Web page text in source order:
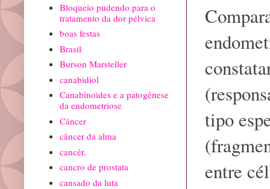
tipo
entre
Bloqueio pudendo para o
tratamento da dor pélvica
boas festas
Brasil
Burson Marsteller
canabidiol
Canabinoides e a patogênese
da endometriose
Câncer
câncer da alma
cancêr.
cancro de prostata
cansado da luta